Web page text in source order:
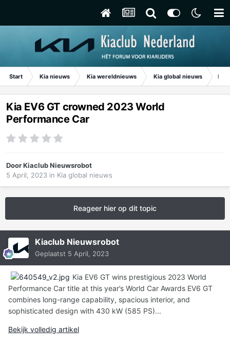
Start Kia nieuws Kia wereldnieuws Kia global nieuws Kia
Kia EV6 GT crowned 2023 World
Performance Car
DoorKiaclub Nieuwsrobot
5 April, 2023 in Kia global nieuws
Reageer hier op dit topic
Kiaclub Nieuwsrobot
Geplaatst 5 April, 2023
Kia EV6 GT wins prestigious 2023 World
Performance Car title at this year’s World Car Awards EV6 GT
combines long-range capability, spacious interior, and
sophisticated design with 430 kW (585 PS)...
Bekijk volledig artikel